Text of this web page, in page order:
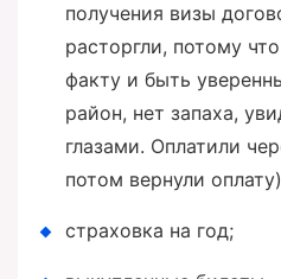
получения визы
расторгли, потому
факту и быть
район, нет запаха,
глазами. Оплатили
потом вернули
страховка на год;